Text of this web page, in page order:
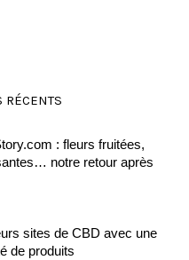
RÉCENTS
: fleurs fruitées,
notre retour après
sites de CBD avec une
de produits